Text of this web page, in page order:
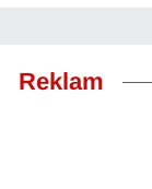
Reklam